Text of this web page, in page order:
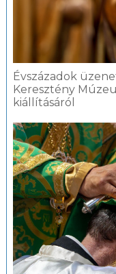
Évszázadok
Keresztény
kiállításáról